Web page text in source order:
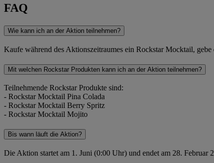
FAQ
Wie kann ich an der Aktion teilnehmen?
Kaufe während des Aktionszeitraumes ein Rockstar Mocktail,
Mit welchen Rockstar Produkten kann ich an der Aktion teilnehmen?
Teilnehmende Rockstar Produkte sind:
- Rockstar Mocktail Pina Colada
- Rockstar Mocktail Berry Spritz
- Rockstar Mocktail Mojito
Bis wann läuft die Aktion?
Die Aktion startet am 1. Juni (0:00 Uhr) und endet am 28. Februar